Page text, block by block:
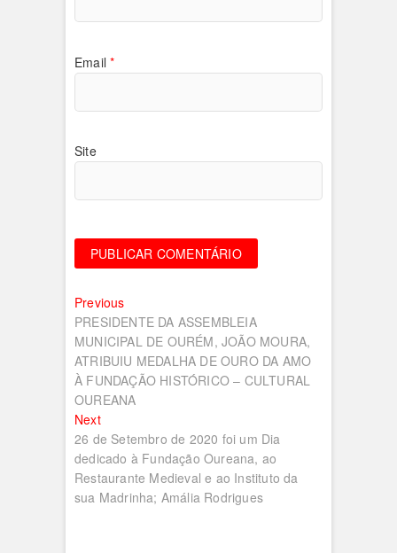
Email*
Site
Navegação
de
artigos
PreviousPrevious
post:
PRESIDENTE DA ASSEMBLEIA
MUNICIPAL DE OURÉM, JOÃO MOURA,
ATRIBUIU MEDALHA DE OURO DA AMO
À FUNDAÇÃO HISTÓRICO – CULTURAL
OUREANA
NextNext
post:
26 de Setembro de 2020 foi um Dia
dedicado à Fundação Oureana, ao
Restaurante Medieval e ao Instituto da
sua Madrinha; Amália Rodrigues